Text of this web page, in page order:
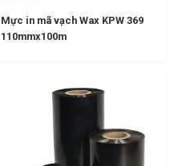
Mực in mã vạch Wax KPW 369
110mmx100m